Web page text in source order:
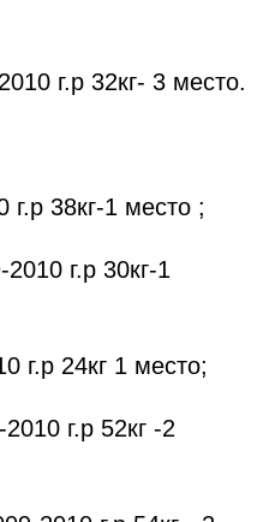
г.р 32кг- 3 место.
г.р 38кг-1 место ;
г.р 30кг-1
г.р 24кг 1 место;
г.р 52кг -2